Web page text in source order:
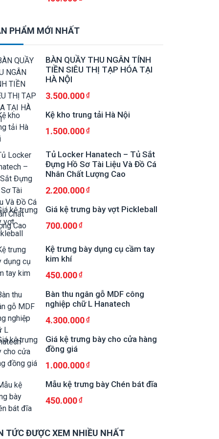
PHẨM MỚI NHẤT
BÀN QUẦY THU NGÂN TÍNH
TIỀN SIÊU THỊ TẠP HÓA TẠI
HÀ NỘI
3.500.000
Kệ kho trung tải Hà Nội
1.500.000
Tủ Locker Hanatech – Tủ Sắt
Đựng Hồ Sơ Tài Liệu Và Đồ Cá
Nhân Chất Lượng Cao
2.200.000
Giá kệ trưng bày vợt Pickleball
700.000
Kệ trưng bày dụng cụ cầm tay
kim khí
450.000
Bàn thu ngân gỗ MDF công
nghiệp chữ L Hanatech
4.300.000
Giá kệ trưng bày cho cửa hàng
đồng giá
1.000.000
Mẫu kệ trưng bày Chén bát đĩa
450.000
TỨC ĐƯỢC XEM NHIỀU NHẤT